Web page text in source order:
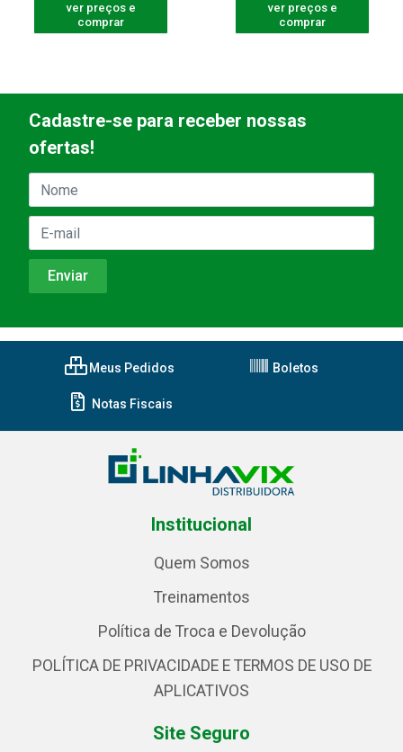
ver preços e
comprar
ver preços e
comprar
Cadastre-se para receber nossas
ofertas!
Meus Pedidos Boletos
Notas Fiscais
Institucional
Quem Somos
Treinamentos
Política de Troca e Devolução
POLÍTICA DE PRIVACIDADE E TERMOS DE USO DE
APLICATIVOS
Site Seguro